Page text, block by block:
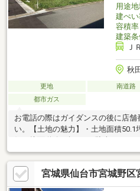
用途
建ぺ
容積率
建築
Ｊ
秋
更地 南道路
都市ガス
お電話の際はガイダンスの後に店舗
い。【土地の魅力】・土地面積50.1
好・接面道路の幅6ｍ、駐車もスム
は閑静な住宅街【周辺環境】・ス
まで徒歩7分・JR秋田駅まで徒歩8
心なネット予約可能！他プランもご
と不安... 「プロ目線で見る、土地
宮城県仙台市宮城野区